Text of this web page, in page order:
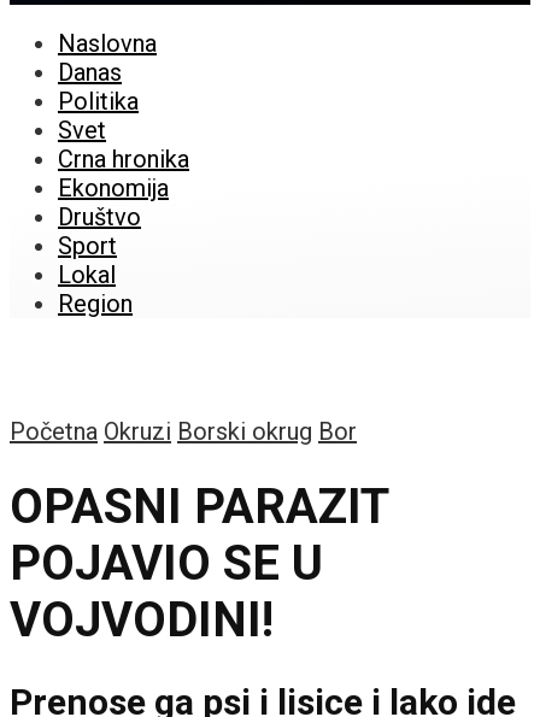
Naslovna
Danas
Politika
Svet
Crna hronika
Ekonomija
Društvo
Sport
Lokal
Region
Početna Okruzi Borski okrug Bor
OPASNI PARAZIT
POJAVIO SE U
VOJVODINI!
Prenose ga psi i lisice i lako ide